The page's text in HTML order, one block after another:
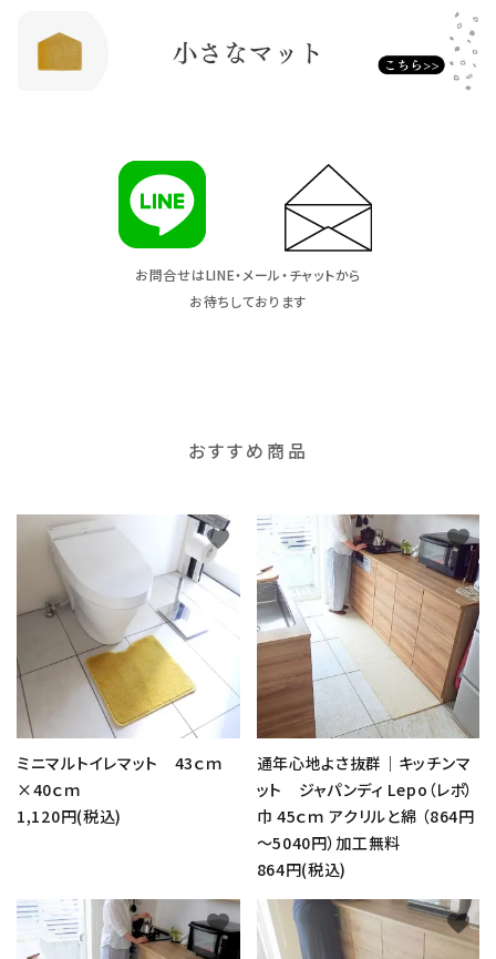
お問合せはLINE・メール・チャットから
お待ちしております
おすすめ商品
ミニマルトイレマット 43ｃｍ
×40ｃｍ
1,120円(税込)
favorite
通年心地よさ抜群｜キッチンマ
ット ジャパンディ Lepo（レポ）
巾 45ｃｍ アクリルと綿 （864円
～5040円）加工無料
864円(税込)
favorite
favorite favorite